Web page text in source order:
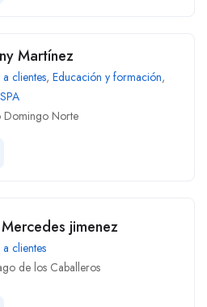
Martínez
clientes, Educación y formación,
Domingo Norte
jimenez
clientes
de los Caballeros